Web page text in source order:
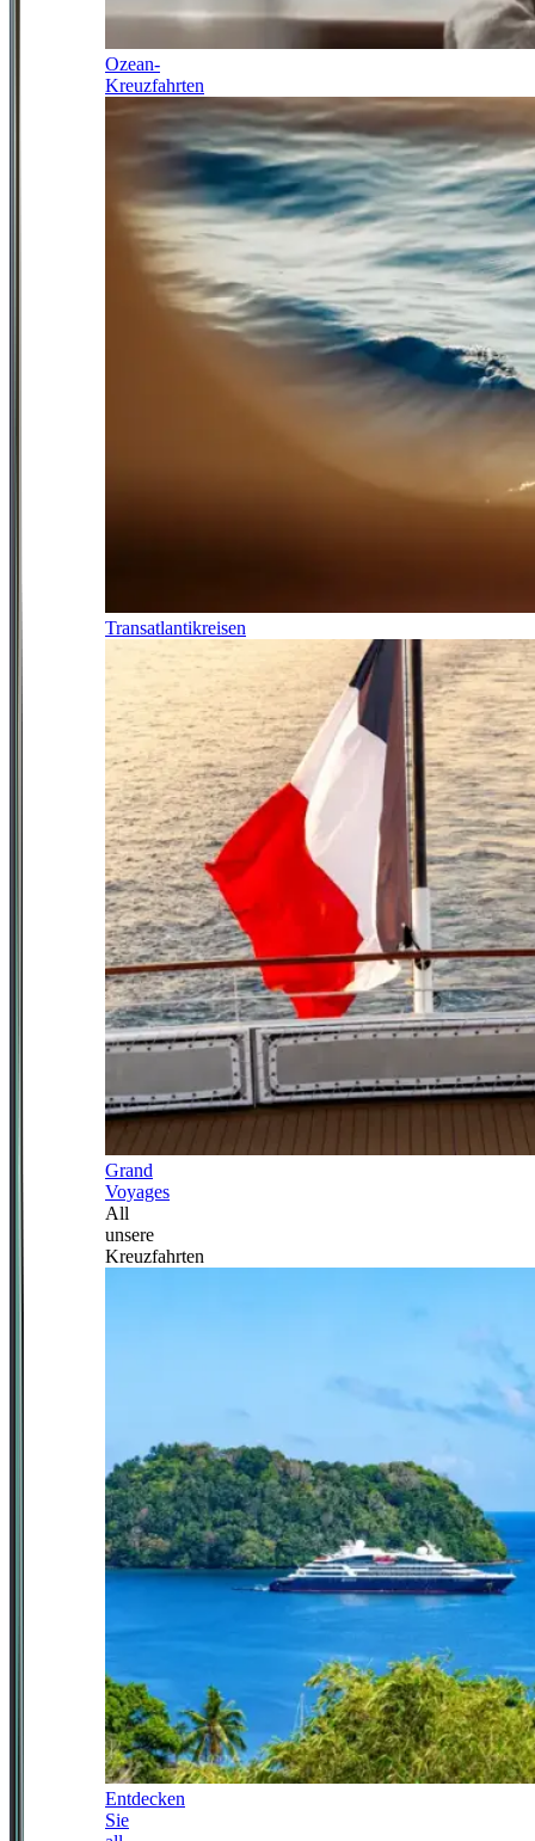
Ozean-
Kreuzfahrten
Transatlantikreisen
Grand
Voyages
All
unsere
Kreuzfahrten
Entdecken
Sie